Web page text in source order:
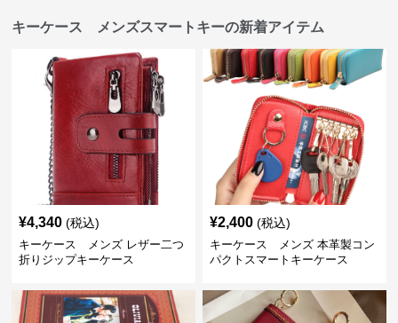
キーケース メンズスマートキーの新着アイテム
¥4,340 (税込)
キーケース メンズ レザー二つ
折りジップキーケース
¥2,400 (税込)
キーケース メンズ 本革製コン
パクトスマートキーケース